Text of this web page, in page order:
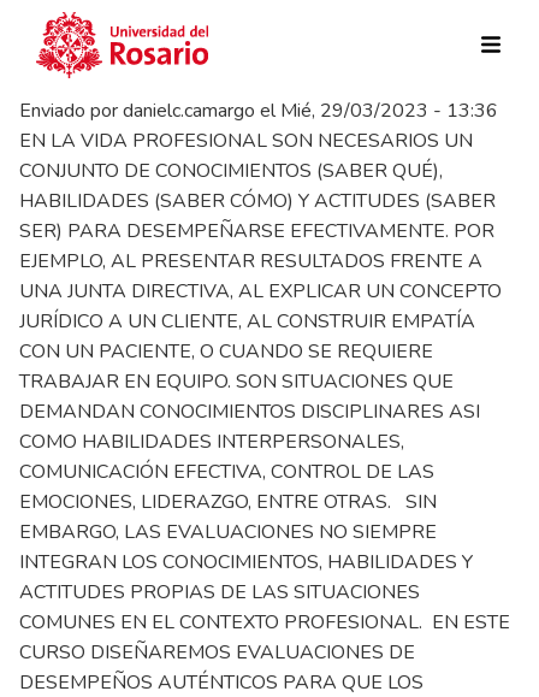
Pasar al contenido principal
Enviado pordanielc.camargo elMié, 29/03/2023 - 13:36
EN LA VIDA PROFESIONAL SON NECESARIOS UN
CONJUNTO DE CONOCIMIENTOS (SABER QUÉ),
HABILIDADES (SABER CÓMO) Y ACTITUDES (SABER
SER) PARA DESEMPEÑARSE EFECTIVAMENTE. POR
EJEMPLO, AL PRESENTAR RESULTADOS FRENTE A
UNA JUNTA DIRECTIVA, AL EXPLICAR UN CONCEPTO
JURÍDICO A UN CLIENTE, AL CONSTRUIR EMPATÍA
CON UN PACIENTE, O CUANDO SE REQUIERE
TRABAJAR EN EQUIPO. SON SITUACIONES QUE
DEMANDAN CONOCIMIENTOS DISCIPLINARES ASI
COMO HABILIDADES INTERPERSONALES,
COMUNICACIÓN EFECTIVA, CONTROL DE LAS
EMOCIONES, LIDERAZGO, ENTRE OTRAS. SIN
EMBARGO, LAS EVALUACIONES NO SIEMPRE
INTEGRAN LOS CONOCIMIENTOS, HABILIDADES Y
ACTITUDES PROPIAS DE LAS SITUACIONES
COMUNES EN EL CONTEXTO PROFESIONAL. EN ESTE
CURSO DISEÑAREMOS EVALUACIONES DE
DESEMPEÑOS AUTÉNTICOS PARA QUE LOS